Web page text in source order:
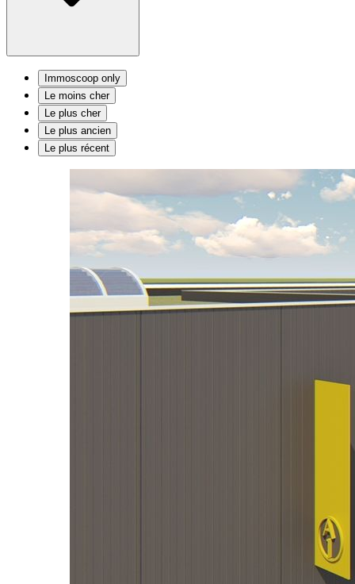
Immoscoop only
Le moins cher
Le plus cher
Le plus ancien
Le plus récent